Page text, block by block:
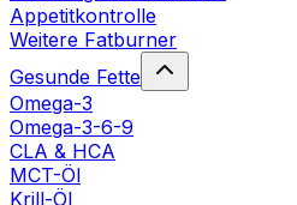
Appetitkontrolle
Weitere Fatburner
Gesunde Fette
Omega-3
Omega-3-6-9
CLA & HCA
MCT-Öl
Krill-Öl